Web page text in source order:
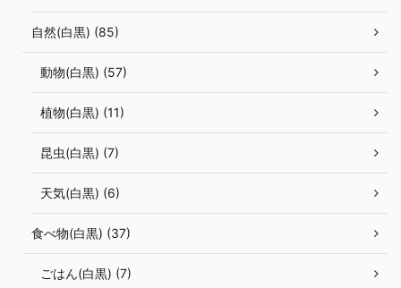
自然(白黒) (85)
動物(白黒) (57)
植物(白黒) (11)
昆虫(白黒) (7)
天気(白黒) (6)
食べ物(白黒) (37)
ごはん(白黒) (7)